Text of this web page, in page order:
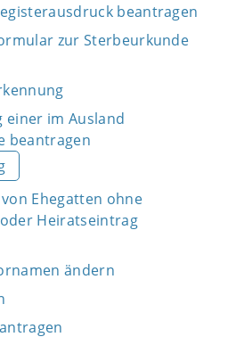
beantragen
zur Sterbeurkunde
einer im Ausland
beantragen
Ehegatten ohne
Heiratseintrag
ändern